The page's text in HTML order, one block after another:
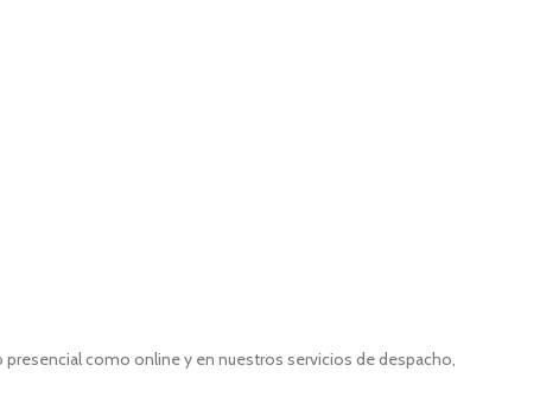
como online y en nuestros servicios de despacho,